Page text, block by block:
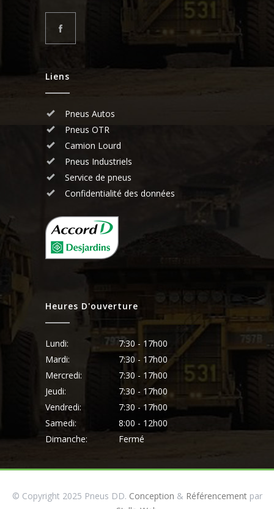
Liens
Pneus Autos
Pneus OTR
Camion Lourd
Pneus Industriels
Service de pneus
Confidentialité des données
Heures D'ouverture
Lundi:
7:30 - 17h00
Mardi:
7:30 - 17h00
Mercredi:
7:30 - 17h00
Jeudi:
7:30 - 17h00
Vendredi:
7:30 - 17h00
Samedi:
8:00 - 12h00
Dimanche:
Fermé
© Copyright 2025 Pneus DD. Conception & Référencementpar